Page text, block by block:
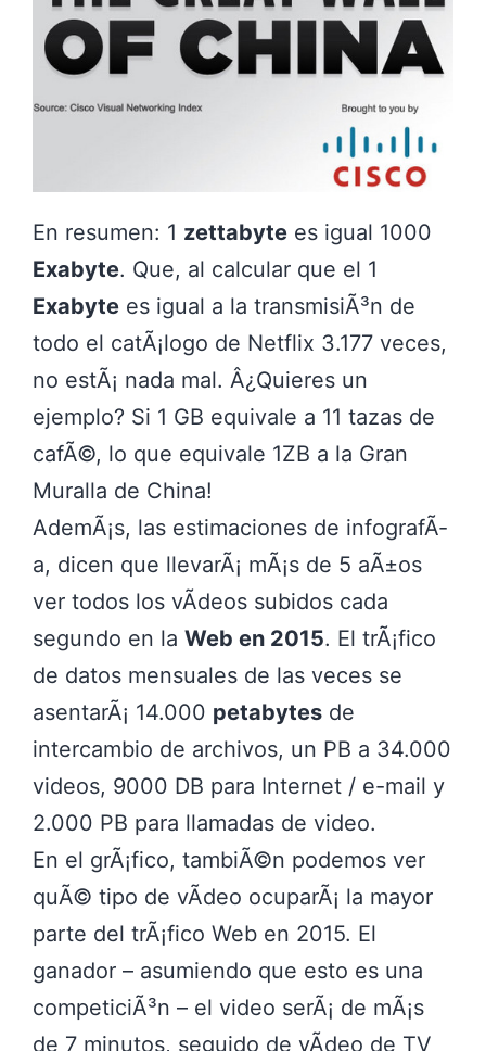
En resumen: 1 zettabyte es igual 1000
Exabyte. Que, al calcular que el 1
Exabyte es igual a la transmisiÃ³n de
todo el catÃ¡logo de Netflix 3.177 veces,
no estÃ¡ nada mal. Â¿Quieres un
ejemplo? Si 1 GB equivale a 11 tazas de
cafÃ©, lo que equivale 1ZB a la Gran
Muralla de China!
AdemÃ¡s, las estimaciones de infografÃ­
a, dicen que llevarÃ¡ mÃ¡s de 5 aÃ±os
ver todos los vÃ­deos subidos cada
segundo en la Web en 2015. El trÃ¡fico
de datos mensuales de las veces se
asentarÃ¡ 14.000 petabytes de
intercambio de archivos, un PB a 34.000
videos, 9000 DB para Internet / e-mail y
2.000 PB para llamadas de video.
En el grÃ¡fico, tambiÃ©n podemos ver
quÃ© tipo de vÃ­deo ocuparÃ¡ la mayor
parte del trÃ¡fico Web en 2015. El
ganador – asumiendo que esto es una
competiciÃ³n – el video serÃ¡ de mÃ¡s
de 7 minutos, seguido de vÃ­deo de TV